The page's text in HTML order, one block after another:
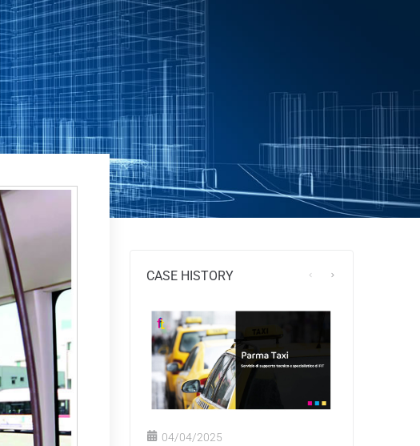
CASE HISTORY
04/04/2025